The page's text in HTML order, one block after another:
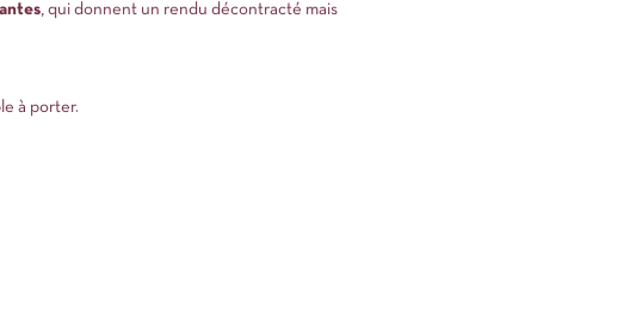
, qui donnent un rendu décontracté mais
à porter.